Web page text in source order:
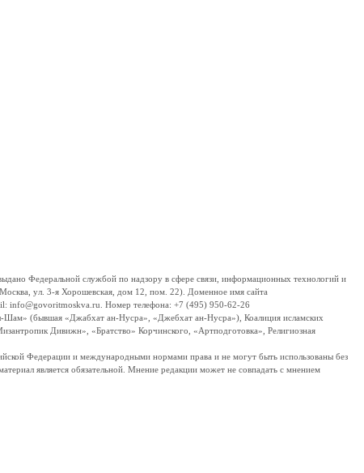
Федеральной службой по надзору в сфере связи, информационных технологий и
ул. 3-я Хорошевская, дом 12, пом. 22). Доменное имя сайта
info@govoritmoskva.ru. Номер телефона: +7 (495) 950-62-26
Шам» (бывшая «Джабхат ан-Нусра», «Джебхат ан-Нусра»), Коалиция исламских
Дивижн», «Братство» Корчинского, «Артподготовка», Религиозная
Федерации и международными нормами права и не могут быть использованы без
является обязательной. Мнение редакции может не совпадать с мнением